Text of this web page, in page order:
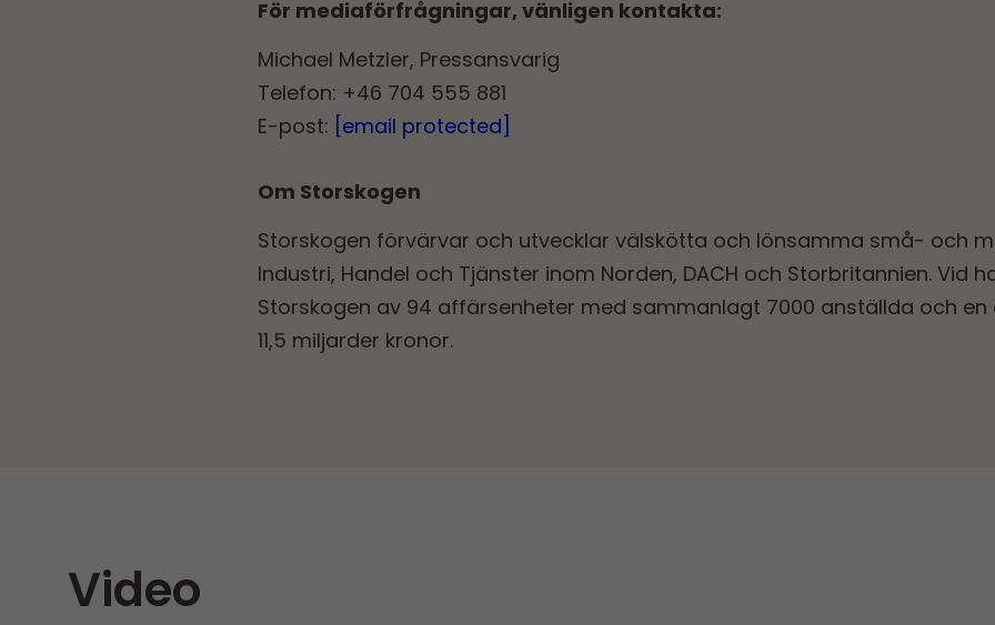
För mediaförfrågningar, vänligen kontakta:
Michael Metzler, Pressansvarig
Telefon: +46 704 555 881
E-post: [email protected]
Om Storskogen
Storskogen förvärvar och utvecklar välskötta och lönsamma små- och
Industri, Handel och Tjänster inom Norden, DACH och Storbritannien. Vid
Storskogen av 94 affärsenheter med sammanlagt 7000 anställda och
11,5 miljarder kronor.
Video